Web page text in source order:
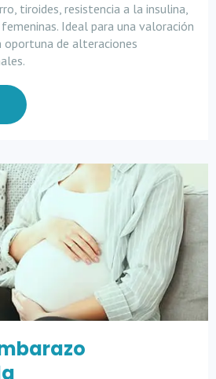
tiroides, resistencia a la insulina,
Ideal para una valoración
oportuna de alteraciones